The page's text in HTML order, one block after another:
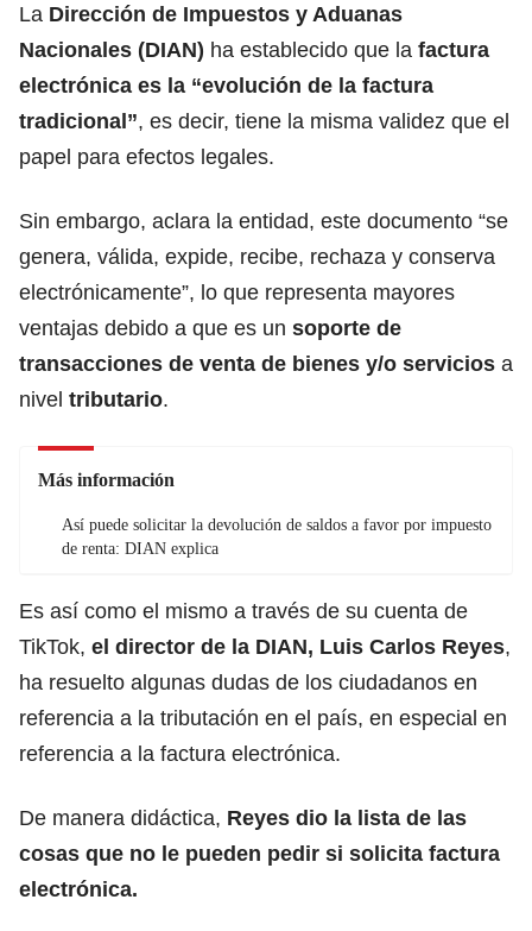
La Dirección de Impuestos y Aduanas
Nacionales (DIAN) ha establecido que la factura
electrónica es la “evolución de la factura
tradicional”, es decir, tiene la misma validez que el
papel para efectos legales.
Sin embargo, aclara la entidad, este documento “se
genera, válida, expide, recibe, rechaza y conserva
electrónicamente”, lo que representa mayores
ventajas debido a que es un soporte de
transacciones de venta de bienes y/o servicios a
nivel tributario.
Más información
Así puede solicitar la devolución de saldos a favor por impuesto
de renta: DIAN explica
Es así como el mismo a través de su cuenta de
TikTok, el director de la DIAN, Luis Carlos Reyes,
ha resuelto algunas dudas de los ciudadanos en
referencia a la tributación en el país, en especial en
referencia a la factura electrónica.
De manera didáctica, Reyes dio la lista de las
cosas que no le pueden pedir si solicita factura
electrónica.